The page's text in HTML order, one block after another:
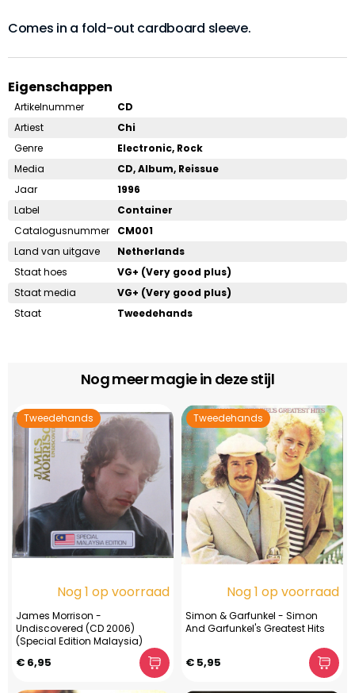
Comes in a fold-out cardboard sleeve.
Eigenschappen
Artikelnummer
CD
Artiest
Chi
Genre
Electronic, Rock
Media
CD, Album, Reissue
Jaar
1996
Label
Container
Catalogusnummer
CM001
Land van uitgave
Netherlands
Staat hoes
VG+ (Very good plus)
Staat media
VG+ (Very good plus)
Staat
Tweedehands
Nog meer magie in deze stijl
Tweedehands
Nog 1 op voorraad
James Morrison -
Undiscovered (CD 2006)
(Special Edition Malaysia)
€ 6,95
Tweedehands
Nog 1 op voorraad
Simon & Garfunkel - Simon
And Garfunkel's Greatest Hits
€ 5,95